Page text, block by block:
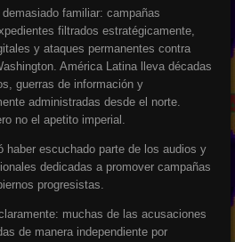
familiar: campañas
filtrados estratégicamente,
y ataques permanentes contra
América Latina lleva décadas
guerras de información y
administradas desde el norte.
no el apetito imperial.
haber escuchado parte de los audios y
dedicadas a promover campañas
progresistas.
muchas de las acusaciones
de manera independiente por